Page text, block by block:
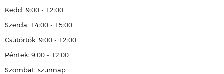
Kedd: 9:00 - 12:00
Szerda: 14:00 - 15:00
Csütörtök: 9:00 - 12:00
Péntek: 9:00 - 12:00
Szombat: szünnap